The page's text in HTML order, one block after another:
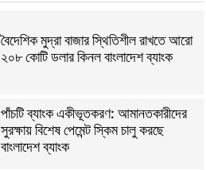
বৈদেশিক মুদ্রা বাজার স্থিতিশীল রাখতে আরো
২০৮ কোটি ডলার কিনল বাংলাদেশ ব্যাংক
পাঁচটি ব্যাংক একীভূতকরণ: আমানতকারীদের
সুরক্ষায় বিশেষ পেমেন্ট স্কিম চালু করছে
বাংলাদেশ ব্যাংক